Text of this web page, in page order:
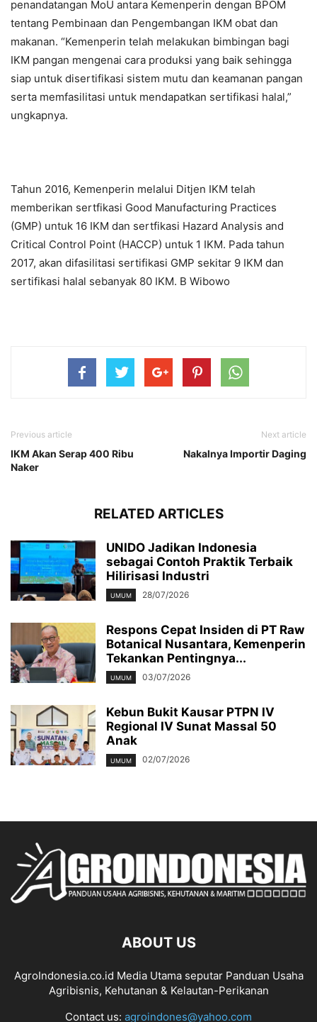
penandatangan MoU antara Kemenperin dengan BPOM
tentang Pembinaan dan Pengembangan IKM obat dan
makanan. “Kemenperin telah melakukan bimbingan bagi
IKM pangan mengenai cara produksi yang baik sehingga
siap untuk disertifikasi sistem mutu dan keamanan pangan
serta memfasilitasi untuk mendapatkan sertifikasi halal,”
ungkapnya.
Tahun 2016, Kemenperin melalui Ditjen IKM telah
memberikan sertfikasi Good Manufacturing Practices
(GMP) untuk 16 IKM dan sertfikasi Hazard Analysis and
Critical Control Point (HACCP) untuk 1 IKM. Pada tahun
2017, akan difasilitasi sertifikasi GMP sekitar 9 IKM dan
sertifikasi halal sebanyak 80 IKM. B Wibowo
Previous article
IKM Akan Serap 400 Ribu
Naker
Next article
Nakalnya Importir Daging
RELATED ARTICLES
UNIDO Jadikan Indonesia
sebagai Contoh Praktik Terbaik
Hilirisasi Industri
UMUM 28/07/2026
Respons Cepat Insiden di PT Raw
Botanical Nusantara, Kemenperin
Tekankan Pentingnya...
UMUM 03/07/2026
Kebun Bukit Kausar PTPN IV
Regional IV Sunat Massal 50
Anak
UMUM 02/07/2026
ABOUT US
AgroIndonesia.co.id Media Utama seputar Panduan Usaha
Agribisnis, Kehutanan & Kelautan-Perikanan
Contact us: agroindones@yahoo.com